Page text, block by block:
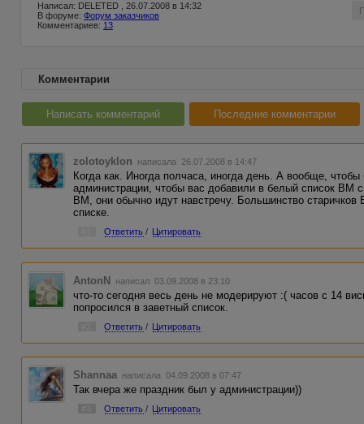
Написал: DELETED , 26.07.2008 в 14:32
В форуме: Форум заказчиков
Комментариев: 13
Комментарии
Написать комментарий Последние комментарии
zolotoyklon написала 26.07.2008 в 14:47
Когда как. Иногда полчаса, иногда день. А вообще,
администрации, чтобы вас добавили в белый список ВМ
ВМ, они обычно идут навстречу. Большинство
списке.
Ответить / Цитировать
AntonN написал 03.09.2008 в 23:10
что-то сегодня весь день не модерируют :( часов с 14
попросился в заветный список.
Ответить / Цитировать
Shannaa написала 04.09.2008 в 07:47
Так вчера же праздник был у администрации))
Ответить / Цитировать